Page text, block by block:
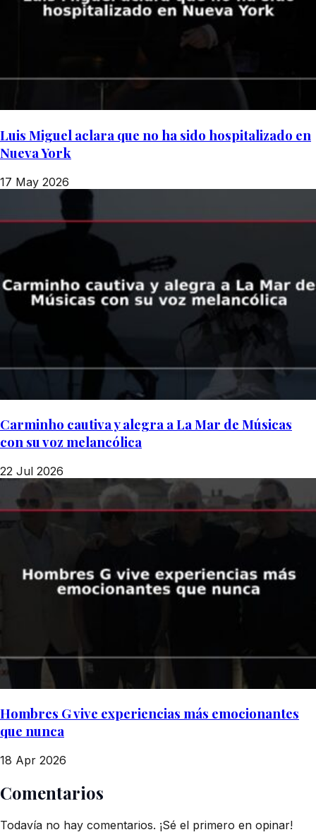
Luis Miguel aclara que no ha sido hospitalizado en
Nueva York
17 May 2026
Carminho cautiva y alegra a La Mar de Músicas
con su voz melancólica
22 Jul 2026
Hombres G vive experiencias más emocionantes
que nunca
18 Apr 2026
Comentarios
Todavía no hay comentarios. ¡Sé el primero en opinar!